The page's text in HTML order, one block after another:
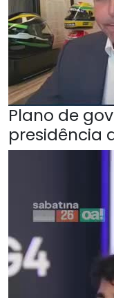
Plano de
presidência